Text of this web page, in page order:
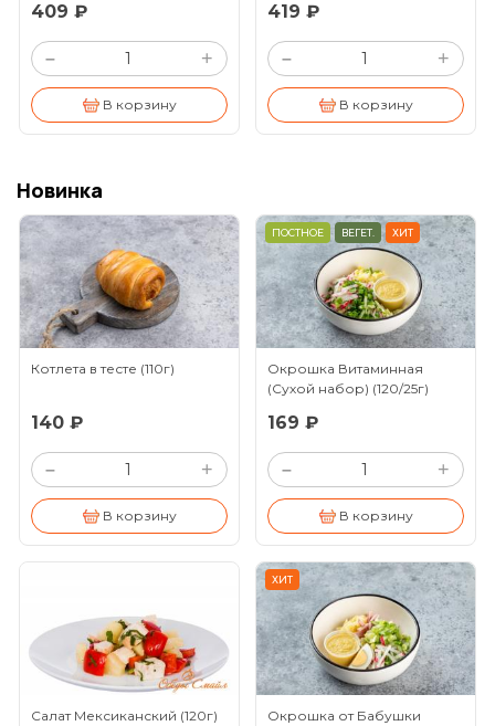
409 ₽
– +
В корзину
419 ₽
– +
В корзину
Новинка
Котлета в тесте (110г)
140 ₽
– +
В корзину
ПОСТНОЕ ВЕГЕТ. ХИТ
Окрошка Витаминная
(Сухой набор) (120/25г)
169 ₽
– +
В корзину
Салат Мексиканский (120г)
ХИТ
Окрошка от Бабушки